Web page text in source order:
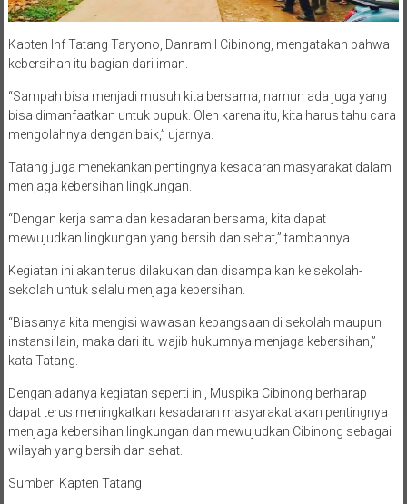
Kapten Inf Tatang Taryono, Danramil Cibinong, mengatakan bahwa
kebersihan itu bagian dari iman.
“Sampah bisa menjadi musuh kita bersama, namun ada juga yang
bisa dimanfaatkan untuk pupuk. Oleh karena itu, kita harus tahu cara
mengolahnya dengan baik,” ujarnya.
Tatang juga menekankan pentingnya kesadaran masyarakat dalam
menjaga kebersihan lingkungan.
“Dengan kerja sama dan kesadaran bersama, kita dapat
mewujudkan lingkungan yang bersih dan sehat,” tambahnya.
Kegiatan ini akan terus dilakukan dan disampaikan ke sekolah-
sekolah untuk selalu menjaga kebersihan.
“Biasanya kita mengisi wawasan kebangsaan di sekolah maupun
instansi lain, maka dari itu wajib hukumnya menjaga kebersihan,”
kata Tatang.
Dengan adanya kegiatan seperti ini, Muspika Cibinong berharap
dapat terus meningkatkan kesadaran masyarakat akan pentingnya
menjaga kebersihan lingkungan dan mewujudkan Cibinong sebagai
wilayah yang bersih dan sehat.
Sumber: Kapten Tatang